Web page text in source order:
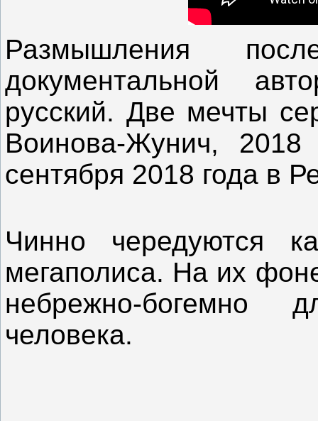
Размышления
документальной
русский. Две мечты
Воинова-Жунич,
сентября 2018 года в
Чинно чередуются
мегаполиса. На их
небрежно-богемно
человека.